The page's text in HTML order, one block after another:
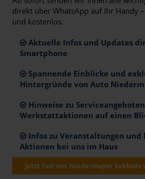
direkt über WhatsApp auf Ihr Handy
und kostenlos.
Aktuelle Infos und Updates
Smartphone
Spannende Einblicke und
Hintergründe von Auto
Hinweise zu
Werkstattaktionen auf einen
Infos zu Veranstaltungen und
Aktionen bei uns im Haus
Jetzt Teil von Niedermayer Exklusiv